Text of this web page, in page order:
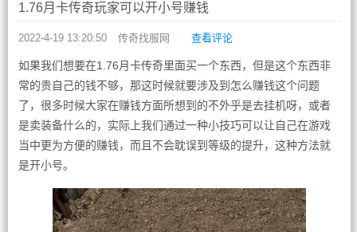
1.76月卡传奇玩家可以开小号赚钱
2022-4-19 13:20:50 传奇找服网 查看评论
如果我们想要在1.76月卡传奇里面买一个东西，但是这个东西非
常的贵自己的钱不够，那这时候就要涉及到怎么赚钱这个问题
了，很多时候大家在赚钱方面所想到的不外乎是去挂机呀，或者
是卖装备什么的，实际上我们通过一种小技巧可以让自己在游戏
当中更为方便的赚钱，而且不会耽误到等级的提升，这种方法就
是开小号。